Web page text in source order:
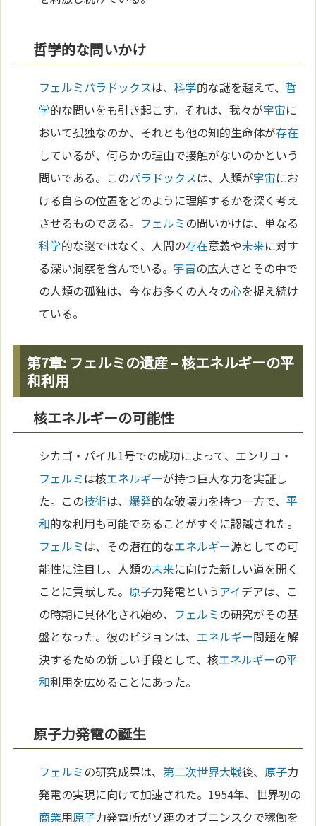
哲学的な問いかけ
フェルミパラドックスは、科学的な謎を越えて、 哲
学的な問いをも引き起こす。それは、我々が宇宙に
おいて孤独なのか、それとも他の知的生命体が存在
しているが、何らかの理由で接触がないのかという
問いである。このパラドックスは、人類が宇宙にお
ける自らの位置をどのように理解するかを深く考え
させるものである。 フェルミの問いかけは、単なる
科学的な謎ではなく、人間の存在意義や未来に対す
る深い洞察を含んでいる。 宇宙の広大さとその中で
の人類の孤独は、今なお多くの人々の心を捉え続け
ている。
第7章: フェルミの遺産 – 核エネルギーの平
和利用
核エネルギーの可能性
シカゴ・パイル1号での成功によって、エンリコ・
フェルミは核エネルギーが持つ巨大な力を実証し
た。この技術は、爆発的な破壊力を持つ一方で、平
和的な利用も可能であることがすぐに認識された。
フェルミは、その潜在的なエネルギー源としての可
能性に注目し、人類の未来に向けた新しい道を開く
ことに貢献した。 原子力発電というアイデアは、こ
の時期に具体化され始め、 フェルミの研究がその基
盤となった。彼のビジョンは、 エネルギー問題を解
決するための新しい手段として、核エネルギーの平
和利用を広めることにあった。
原子力発電の誕生
フェルミの研究成果は、第二次世界大戦後、 原子力
発電の実現に向けて加速された。1954年、世界初の
商業用原子力発電所がソ連のオブニンスクで稼働を